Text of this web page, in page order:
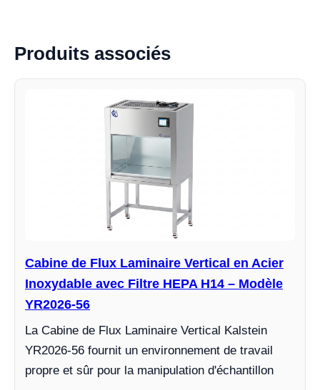
Produits associés
Cabine de Flux Laminaire Vertical en Acier
Inoxydable avec Filtre HEPA H14 – Modèle
YR2026-56
La Cabine de Flux Laminaire Vertical Kalstein
YR2026-56 fournit un environnement de travail
propre et sûr pour la manipulation d'échantillon